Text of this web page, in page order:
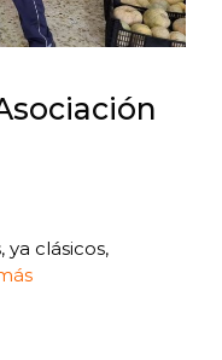
clásicos,